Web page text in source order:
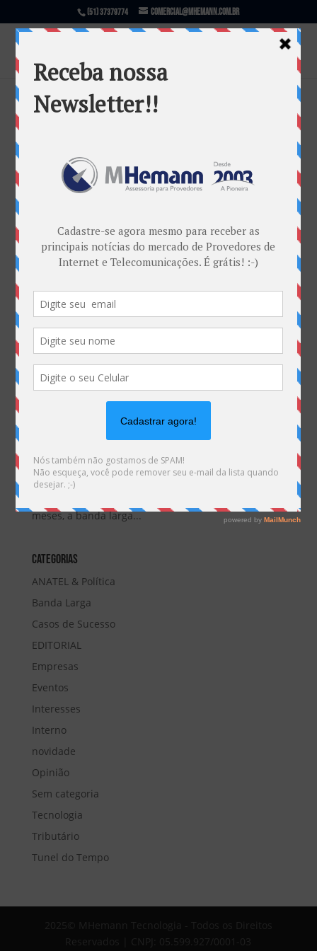
(51) 37379774 comercial@mhemann.com.br
ANATEL: Provedores regionais registram 6º mês consecutivo com
crescimento de assinantes em 2017
Marketing MHemann|ago 14, 2017
27.682.795 assinantes em junho de 2017, aumento
de 201.035 (+0,73%) quando comparado ao mês de
meses, a banda larga...
Categorias
ANATEL & Política
Banda Larga
Casos de Sucesso
EDITORIAL
Empresas
Eventos
Interesses
Interno
novidade
Opinião
Sem categoria
Tecnologia
Tributário
Tunel do Tempo